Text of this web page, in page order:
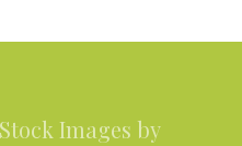
Images by